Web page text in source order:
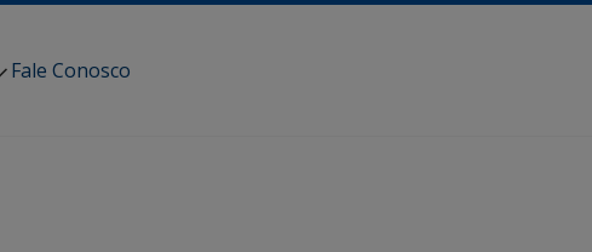
Fale Conosco